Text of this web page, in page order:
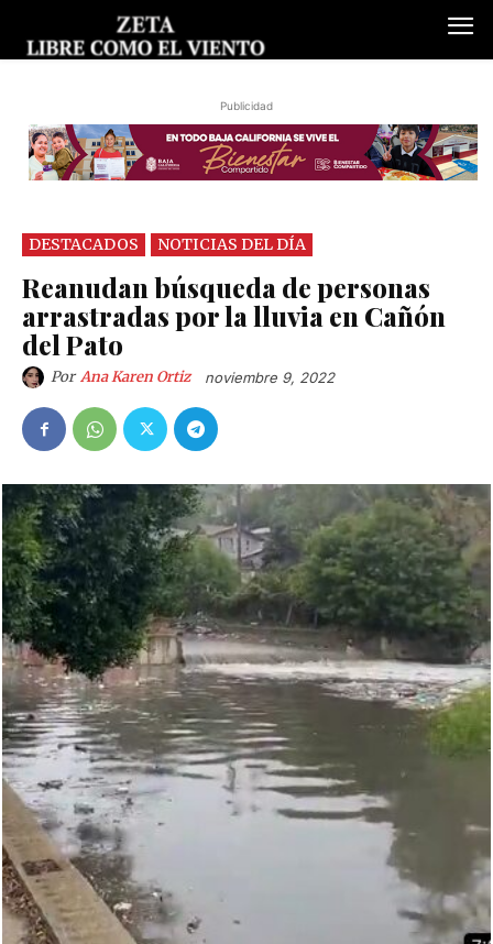
Publicidad
DESTACADOS NOTICIAS DEL DÍA
Reanudan búsqueda de personas
arrastradas por la lluvia en Cañón
del Pato
Por Ana Karen Ortiz noviembre 9, 2022